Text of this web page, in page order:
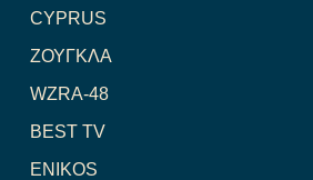
CYPRUS
ΖΟΥΓΚΛΑ
WZRA-48
BEST TV
ENIKOS